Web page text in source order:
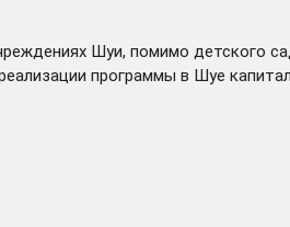
Шуи, помимо детского
программы в Шуе